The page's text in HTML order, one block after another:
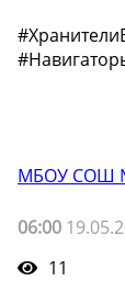
МБОУ СОШ
06:00
11